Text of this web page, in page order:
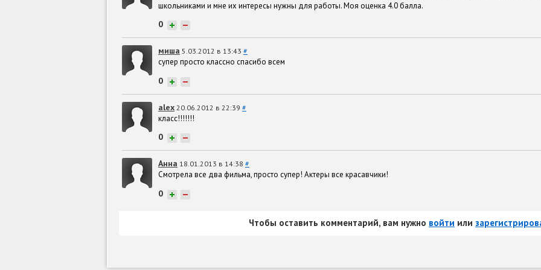
школьниками и мне их интересы нужны для работы. Моя оценка 4.0 балла.
0 + −
миша 5.03.2012 в 13:43 #
супер просто классно спасибо всем
0 + −
alex 20.06.2012 в 22:39 #
класс!!!!!!!
0 + −
Анна 18.01.2013 в 14:38 #
Смотрела все два фильма, просто супер! Актеры все красавчики!
0 + −
Чтобы оставить комментарий, вам нужно войти или